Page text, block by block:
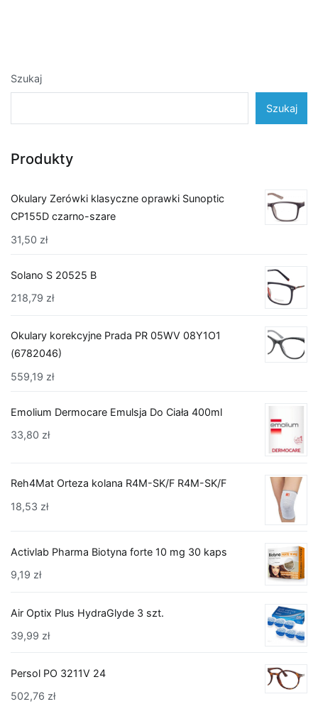
Szukaj
Szukaj
Produkty
Okulary Zerówki klasyczne oprawki Sunoptic
CP155D czarno-szare
31,50 zł
Solano S 20525 B
218,79 zł
Okulary korekcyjne Prada PR 05WV 08Y1O1
(6782046)
559,19 zł
Emolium Dermocare Emulsja Do Ciała 400ml
33,80 zł
Reh4Mat Orteza kolana R4M-SK/F R4M-SK/F
18,53 zł
Activlab Pharma Biotyna forte 10 mg 30 kaps
9,19 zł
Air Optix Plus HydraGlyde 3 szt.
39,99 zł
Persol PO 3211V 24
502,76 zł